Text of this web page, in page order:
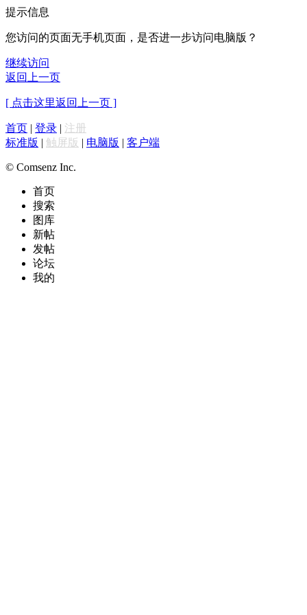
提示信息
您访问的页面无手机页面，是否进一步访问电脑版？
继续访问
返回上一页
[ 点击这里返回上一页 ]
首页 | 登录 | 注册
标准版 | 触屏版 | 电脑版 | 客户端
© Comsenz Inc.
首页
搜索
图库
新帖
发帖
论坛
我的